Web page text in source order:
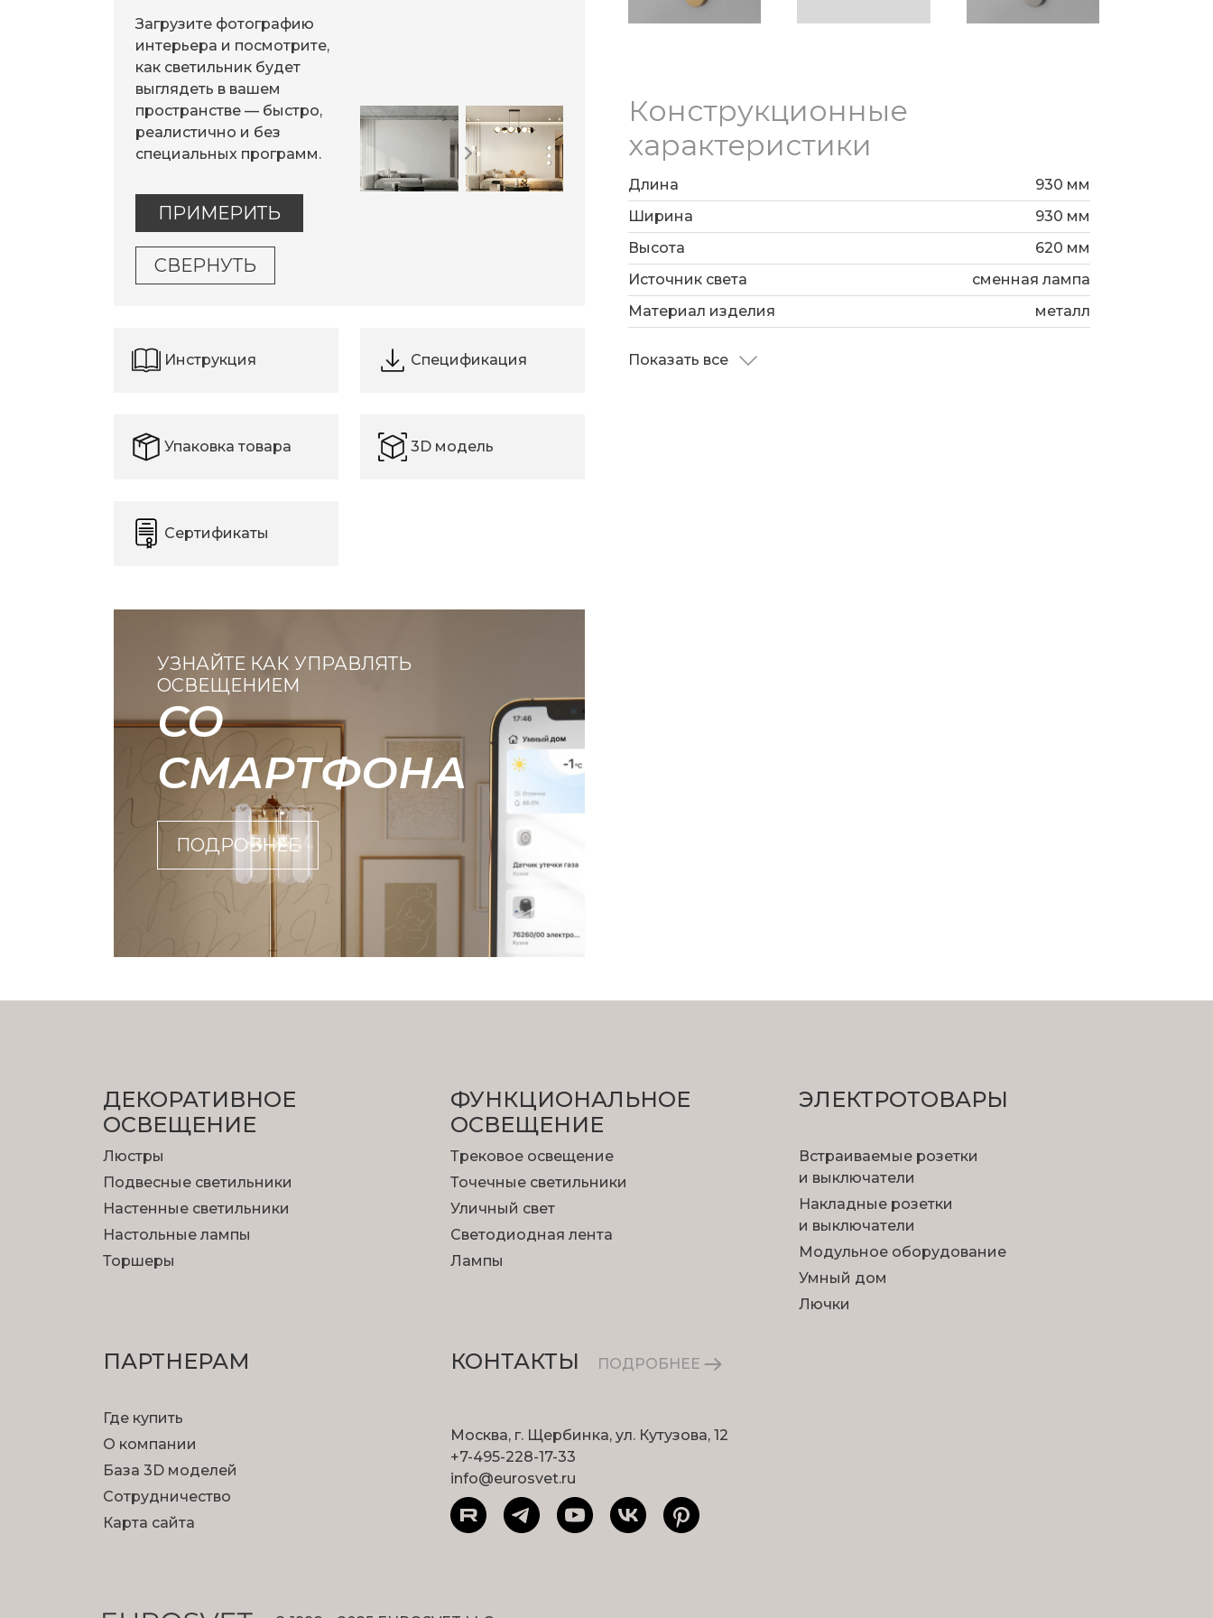
Загрузите фотографию
интерьера и посмотрите,
как светильник будет
выглядеть в вашем
пространстве — быстро,
реалистично и без
специальных программ.
ПРИМЕРИТЬ
СВЕРНУТЬ
Инструкция Спецификация
Упаковка товара 3D модель
Сертификаты
УЗНАЙТЕ КАК УПРАВЛЯТЬ
ОСВЕЩЕНИЕМ
СО
СМАРТФОНА
ПОДРОБНЕЕ
В качестве источника света используются сменные
Конструкционные
характеристики
Длина
930 мм
Ширина
930 мм
Высота
620 мм
Источник света
сменная лампа
Материал изделия
металл
Показать все
ДЕКОРАТИВНОЕ
ОСВЕЩЕНИЕ
Люстры
Подвесные светильники
Настенные светильники
Настольные лампы
Торшеры
ФУНКЦИОНА­ЛЬНОЕ
ОСВЕЩЕНИЕ
Трековое освещение
Точечные светильники
Уличный свет
Светодиодная лента
Лампы
ЭЛЕКТРОТОВАРЫ
Встраиваемые розетки
и выключатели
Накладные розетки
и выключатели
Модульное оборудование
Умный дом
Лючки
ПАРТНЕРАМ
Где купить
О компании
База 3D моделей
Сотрудничество
Карта сайта
КОНТАКТЫ ПОДРОБНЕЕ
Москва, г. Щербинка, ул. Кутузова, 12
+7-495-228-17-33
info@eurosvet.ru